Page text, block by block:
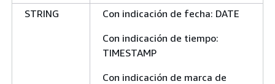
STRING
Con indicación de fecha: DATE
Con indicación de tiempo:
TIMESTAMP
Con indicación de marca de